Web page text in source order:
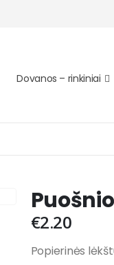
Dovanos – rinkiniai
€2.20
Popierinės